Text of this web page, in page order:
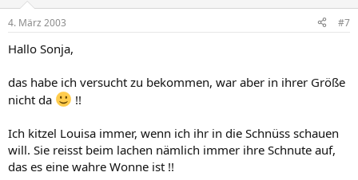
4. März 2003 #7
Hallo Sonja,
das habe ich versucht zu bekommen, war aber in ihrer Größe
nicht da
!!
Ich kitzel Louisa immer, wenn ich ihr in die Schnüss schauen
will. Sie reisst beim lachen nämlich immer ihre Schnute auf,
das es eine wahre Wonne ist !!